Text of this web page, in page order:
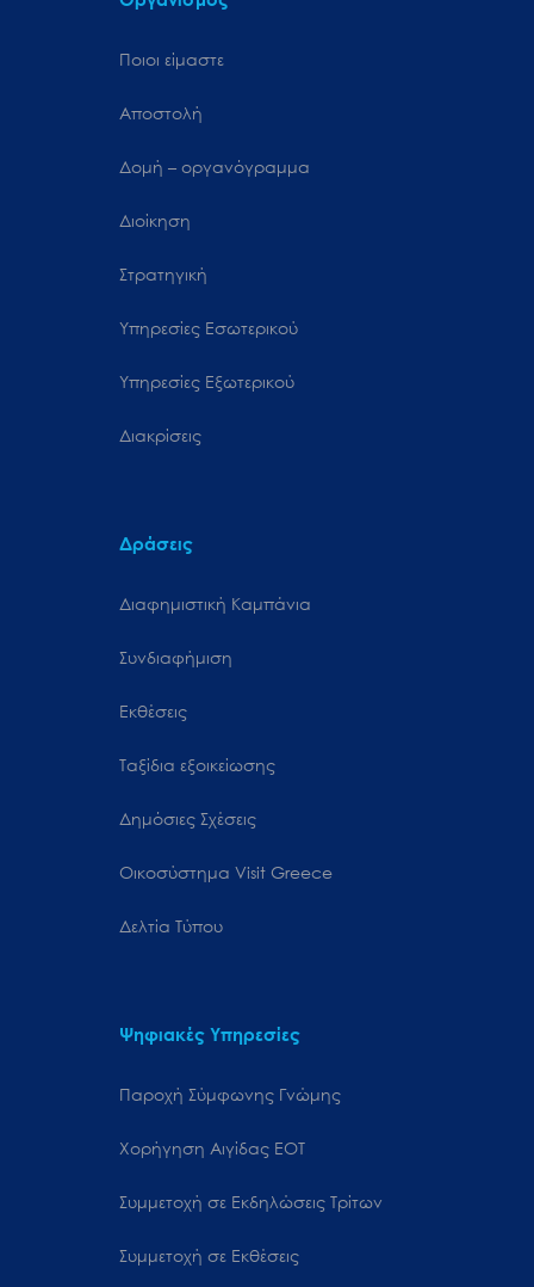
Ποιοι είμαστε
Αποστολή
Δομή – οργανόγραμμα
Διοίκηση
Στρατηγική
Υπηρεσίες Εσωτερικού
Υπηρεσίες Εξωτερικού
Διακρίσεις
Δράσεις
Διαφημιστική Καμπάνια
Συνδιαφήμιση
Εκθέσεις
Ταξίδια εξοικείωσης
Δημόσιες Σχέσεις
Oικοσύστημα Visit Greece
Δελτία Τύπου
Ψηφιακές Υπηρεσίες
Παροχή Σύμφωνης Γνώμης
Χορήγηση Αιγίδας ΕΟΤ
Συμμετοχή σε Εκδηλώσεις Τρίτων
Συμμετοχή σε Εκθέσεις